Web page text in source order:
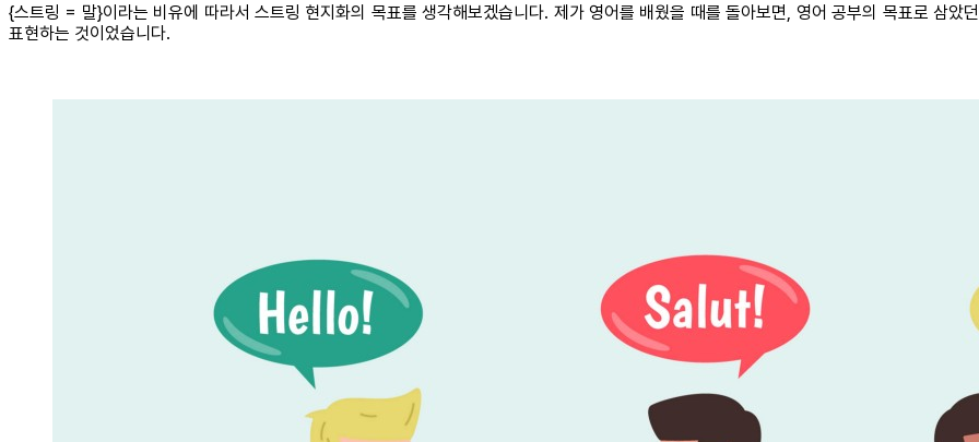
{스트링 = 말}이라는 비유에 따라서 스트링 현지화의 목표를 생각해보겠습니다. 제가 영어를 배웠을 때를 돌아보면, 영어 공부의 목표로 삼았
표현하는 것이었습니다.